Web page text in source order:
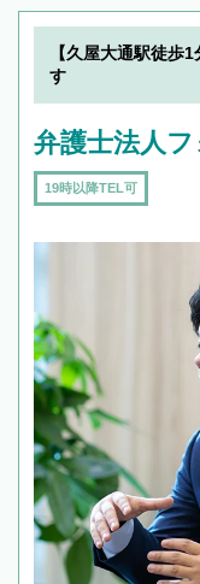
【久屋大通駅徒歩
す
弁護士法人
19時以降TEL可